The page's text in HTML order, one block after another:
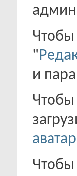
Чтобы
"
и
Чтобы
аватар
Чтобы